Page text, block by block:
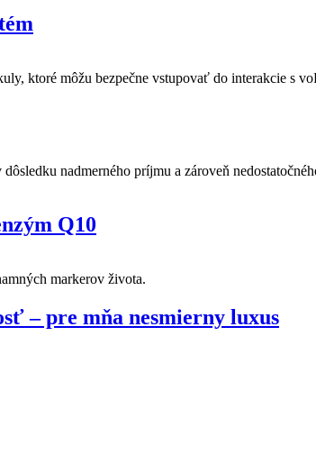
ktoré môžu bezpečne vstupovať do interakcie
nadmerného príjmu a zároveň
Q10
markerov života.
– pre mňa nesmierny luxus